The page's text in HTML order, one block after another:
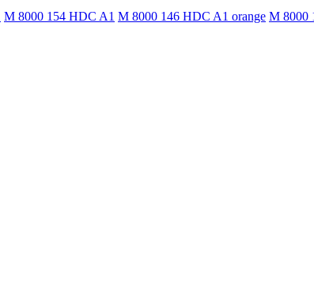
M 8000 154 HDC A1 M 8000 146 HDC A1 orange M 8000